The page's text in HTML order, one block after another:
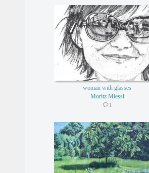
woman with glasses
Moritz Miessl
1